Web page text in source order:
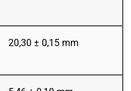
20,30 ± 0,15 mm